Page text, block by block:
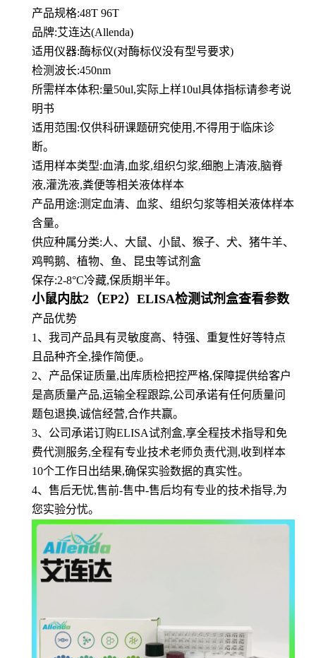
产品规格:48T 96T
品牌:艾连达(Allenda)
适用仪器:酶标仪(对酶标仪没有型号要求)
检测波长:450nm
所需样本体积:量50ul,实际上样10ul具体指标请参考说
明书
适用范围:仅供科研课题研究使用,不得用于临床诊
断。
适用样本类型:血清,血浆,组织匀浆,细胞上清液,脑脊
液,灌洗液,粪便等相关液体样本
产品用途:测定血清、血浆、组织匀浆等相关液体样本
含量。
供应种属分类:人、大鼠、小鼠、猴子、犬、猪牛羊、
鸡鸭鹅、植物、鱼、昆虫等试剂盒
保存:2-8°C冷藏,保质期半年。
小鼠内肽2（EP2）ELISA检测试剂盒查看参数
产品优势
1 、 我司产品具有灵敏度高、特强、重复性好等特点
且品种齐全,操作简便,。
2、产品保证质量,出库质检把控严格,保障提供给客户
是高质量产品,运输全程跟踪,公司承诺有任何质量问
题包退换,诚信经营,合作共赢。
3、公司承诺订购ELISA试剂盒,享全程技术指导和免
费代测服务,全程有专业技术老师负责代测,收到样本
10个工作日出结果,确保实验数据的真实性。
4、售后无忧,售前-售中-售后均有专业的技术指导,为
您实验分忧。